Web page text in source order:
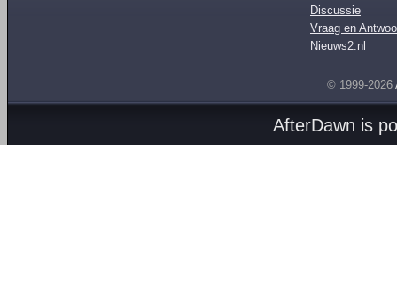
Discussie
Vraag en
Nieuws2.nl
© 1999-2026
AfterDawn is